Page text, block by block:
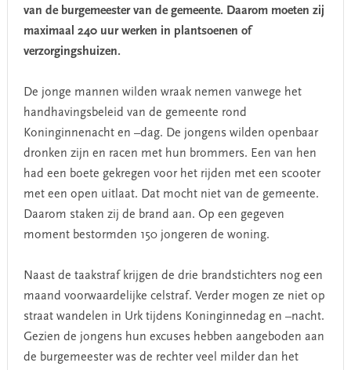
van de burgemeester van de gemeente. Daarom moeten zij
maximaal 240 uur werken in plantsoenen of
verzorgingshuizen.
De jonge mannen wilden wraak nemen vanwege het
handhavingsbeleid van de gemeente rond
Koninginnenacht en –dag. De jongens wilden openbaar
dronken zijn en racen met hun brommers. Een van hen
had een boete gekregen voor het rijden met een scooter
met een open uitlaat. Dat mocht niet van de gemeente.
Daarom staken zij de brand aan. Op een gegeven
moment bestormden 150 jongeren de woning.
Naast de taakstraf krijgen de drie brandstichters nog een
maand voorwaardelijke celstraf. Verder mogen ze niet op
straat wandelen in Urk tijdens Koninginnedag en –nacht.
Gezien de jongens hun excuses hebben aangeboden aan
de burgemeester was de rechter veel milder dan het